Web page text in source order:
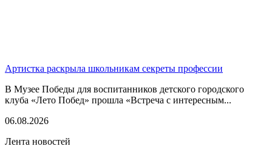
Артистка раскрыла школьникам секреты профессии
В Музее Победы для воспитанников детского городского
клуба «Лето Побед» прошла «Встреча с интересным...
06.08.2026
Лента новостей